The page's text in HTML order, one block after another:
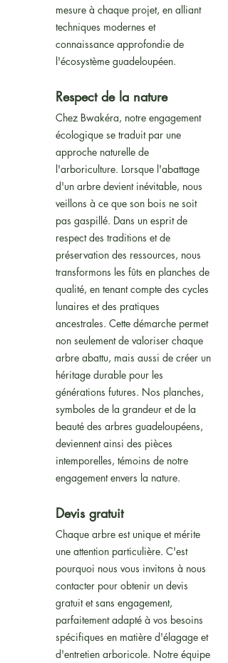
mesure à chaque projet, en alliant
techniques modernes et
connaissance approfondie de
l'écosystème guadeloupéen.
Respect de la nature
Chez Bwakéra, notre engagement
écologique se traduit par une
approche naturelle de
l'arboriculture. Lorsque l'abattage
d'un arbre devient inévitable, nous
veillons à ce que son bois ne soit
pas gaspillé. Dans un esprit de
respect des traditions et de
préservation des ressources, nous
transformons les fûts en planches de
qualité, en tenant compte des cycles
lunaires et des pratiques
ancestrales. Cette démarche permet
non seulement de valoriser chaque
arbre abattu, mais aussi de créer un
héritage durable pour les
générations futures. Nos planches,
symboles de la grandeur et de la
beauté des arbres guadeloupéens,
deviennent ainsi des pièces
intemporelles, témoins de notre
engagement envers la nature.
Devis gratuit
Chaque arbre est unique et mérite
une attention particulière. C'est
pourquoi nous vous invitons à nous
contacter pour obtenir un devis
gratuit et sans engagement,
parfaitement adapté à vos besoins
spécifiques en matière d'élagage et
d'entretien arboricole. Notre équipe